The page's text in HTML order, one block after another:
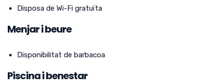
Disposa de Wi-Fi gratuïta
Menjar i beure
Disponibilitat de barbacoa
Piscina i benestar